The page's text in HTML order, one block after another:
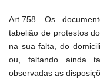
Art.758. Os
tabelião de protestos
na sua falta, do
ou, faltando ainda
observadas as